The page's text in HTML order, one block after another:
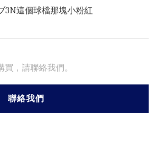
3N這個球檔那塊小粉紅
買，請聯絡我們。
聯絡我們